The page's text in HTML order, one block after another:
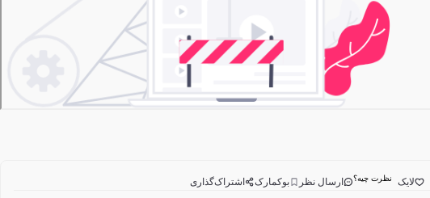
لایک نظرت چیه؟ ارسال نظر بوکمارک اشتراک‌گذاری